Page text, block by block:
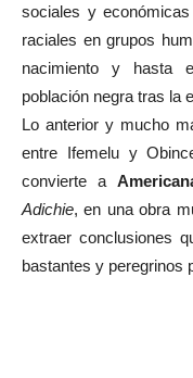
sociales y
raciales en grupos
nacimiento y hasta
población negra tras la
Lo anterior y mucho
entre Ifemelu y
convierte a
Adichie, en una obra
extraer conclusiones
bastantes y peregrinos